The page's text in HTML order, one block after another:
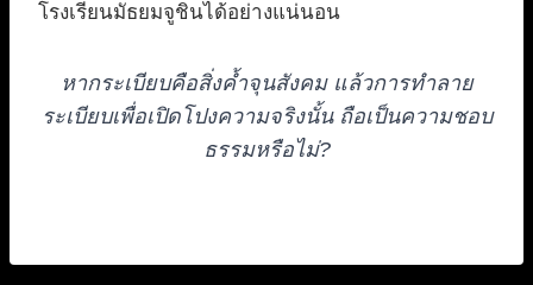
โรงเรียนมัธยมจูชินได้อย่างแน่นอน
หากระเบียบคือสิ่งค้ำจุนสังคม แล้วการทำลาย
ระเบียบเพื่อเปิดโปงความจริงนั้น ถือเป็นความชอบ
ธรรมหรือไม่?